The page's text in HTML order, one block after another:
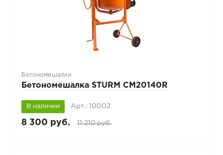
Бетономешалки
Бетономешалка STURM CM20140R
В наличии Арт.: 10002
8 300 руб. 11 210 руб.